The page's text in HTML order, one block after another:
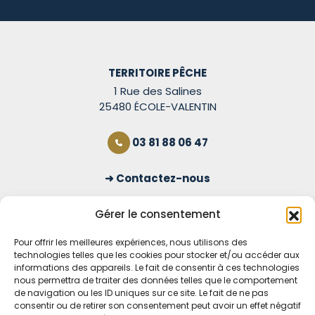
Gérer le consentement
Pour offrir les meilleures expériences, nous utilisons des
technologies telles que les cookies pour stocker et/ou accéder aux
informations des appareils. Le fait de consentir à ces technologies
nous permettra de traiter des données telles que le comportement
de navigation ou les ID uniques sur ce site. Le fait de ne pas
consentir ou de retirer son consentement peut avoir un effet négatif
TERRITOIRE PÊCHE
1 Rue des Salines
25480 ÉCOLE-VALENTIN
03 81 88 06 47
Contactez-nous
OUVERT TOUS LES JOURS
Voir nos horaires